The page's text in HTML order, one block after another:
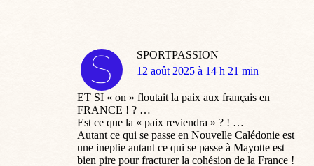
SPORTPASSION
dit
12 août 2025 à 14 h 21 min
ET SI « on » floutait la paix aux français en
FRANCE ! ? …
Est ce que la « paix reviendra » ? ! …
Autant ce qui se passe en Nouvelle Calédonie est
une ineptie autant ce qui se passe à Mayotte est
bien pire pour fracturer la cohésion de la France !